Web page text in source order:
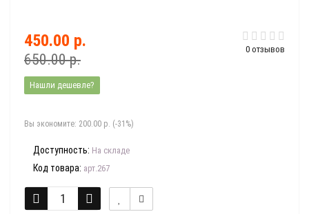
0 отзывов
450.00 р.
650.00 р.
Нашли дешевле?
Вы экономите: 200.00 р. (-31%)
Доступность: На складе
Код товара: арт.267